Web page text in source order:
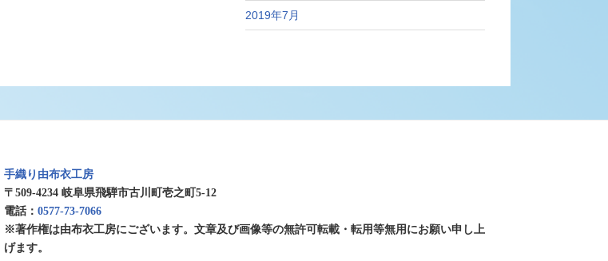
2019年7月
手織り由布衣工房
〒509-4234 岐阜県飛騨市古川町壱之町5-12
電話：0577-73-7066
※著作権は由布衣工房にございます。文章及び画像等の無許可転載・転用等無用にお願い申し上
げます。